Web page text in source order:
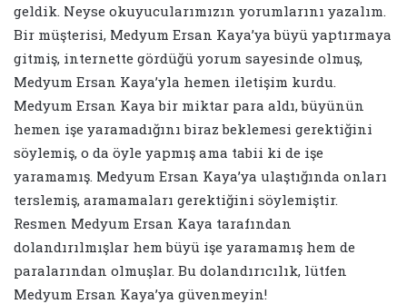
geldik. Neyse okuyucularımızın yorumlarını yazalım.
Bir müşterisi, Medyum Ersan Kaya’ya büyü yaptırmaya
gitmiş, internette gördüğü yorum sayesinde olmuş,
Medyum Ersan Kaya’yla hemen iletişim kurdu.
Medyum Ersan Kaya bir miktar para aldı, büyünün
hemen işe yaramadığını biraz beklemesi gerektiğini
söylemiş, o da öyle yapmış ama tabii ki de işe
yaramamış. Medyum Ersan Kaya’ya ulaştığında onları
terslemiş, aramamaları gerektiğini söylemiştir.
Resmen Medyum Ersan Kaya tarafından
dolandırılmışlar hem büyü işe yaramamış hem de
paralarından olmuşlar. Bu dolandırıcılık, lütfen
Medyum Ersan Kaya’ya güvenmeyin!